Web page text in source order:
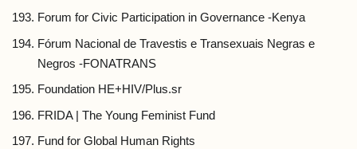
Forum for Civic Participation in Governance -Kenya
Fórum Nacional de Travestis e Transexuais Negras e
Negros -FONATRANS
Foundation HE+HIV/Plus.sr
FRIDA | The Young Feminist Fund
Fund for Global Human Rights